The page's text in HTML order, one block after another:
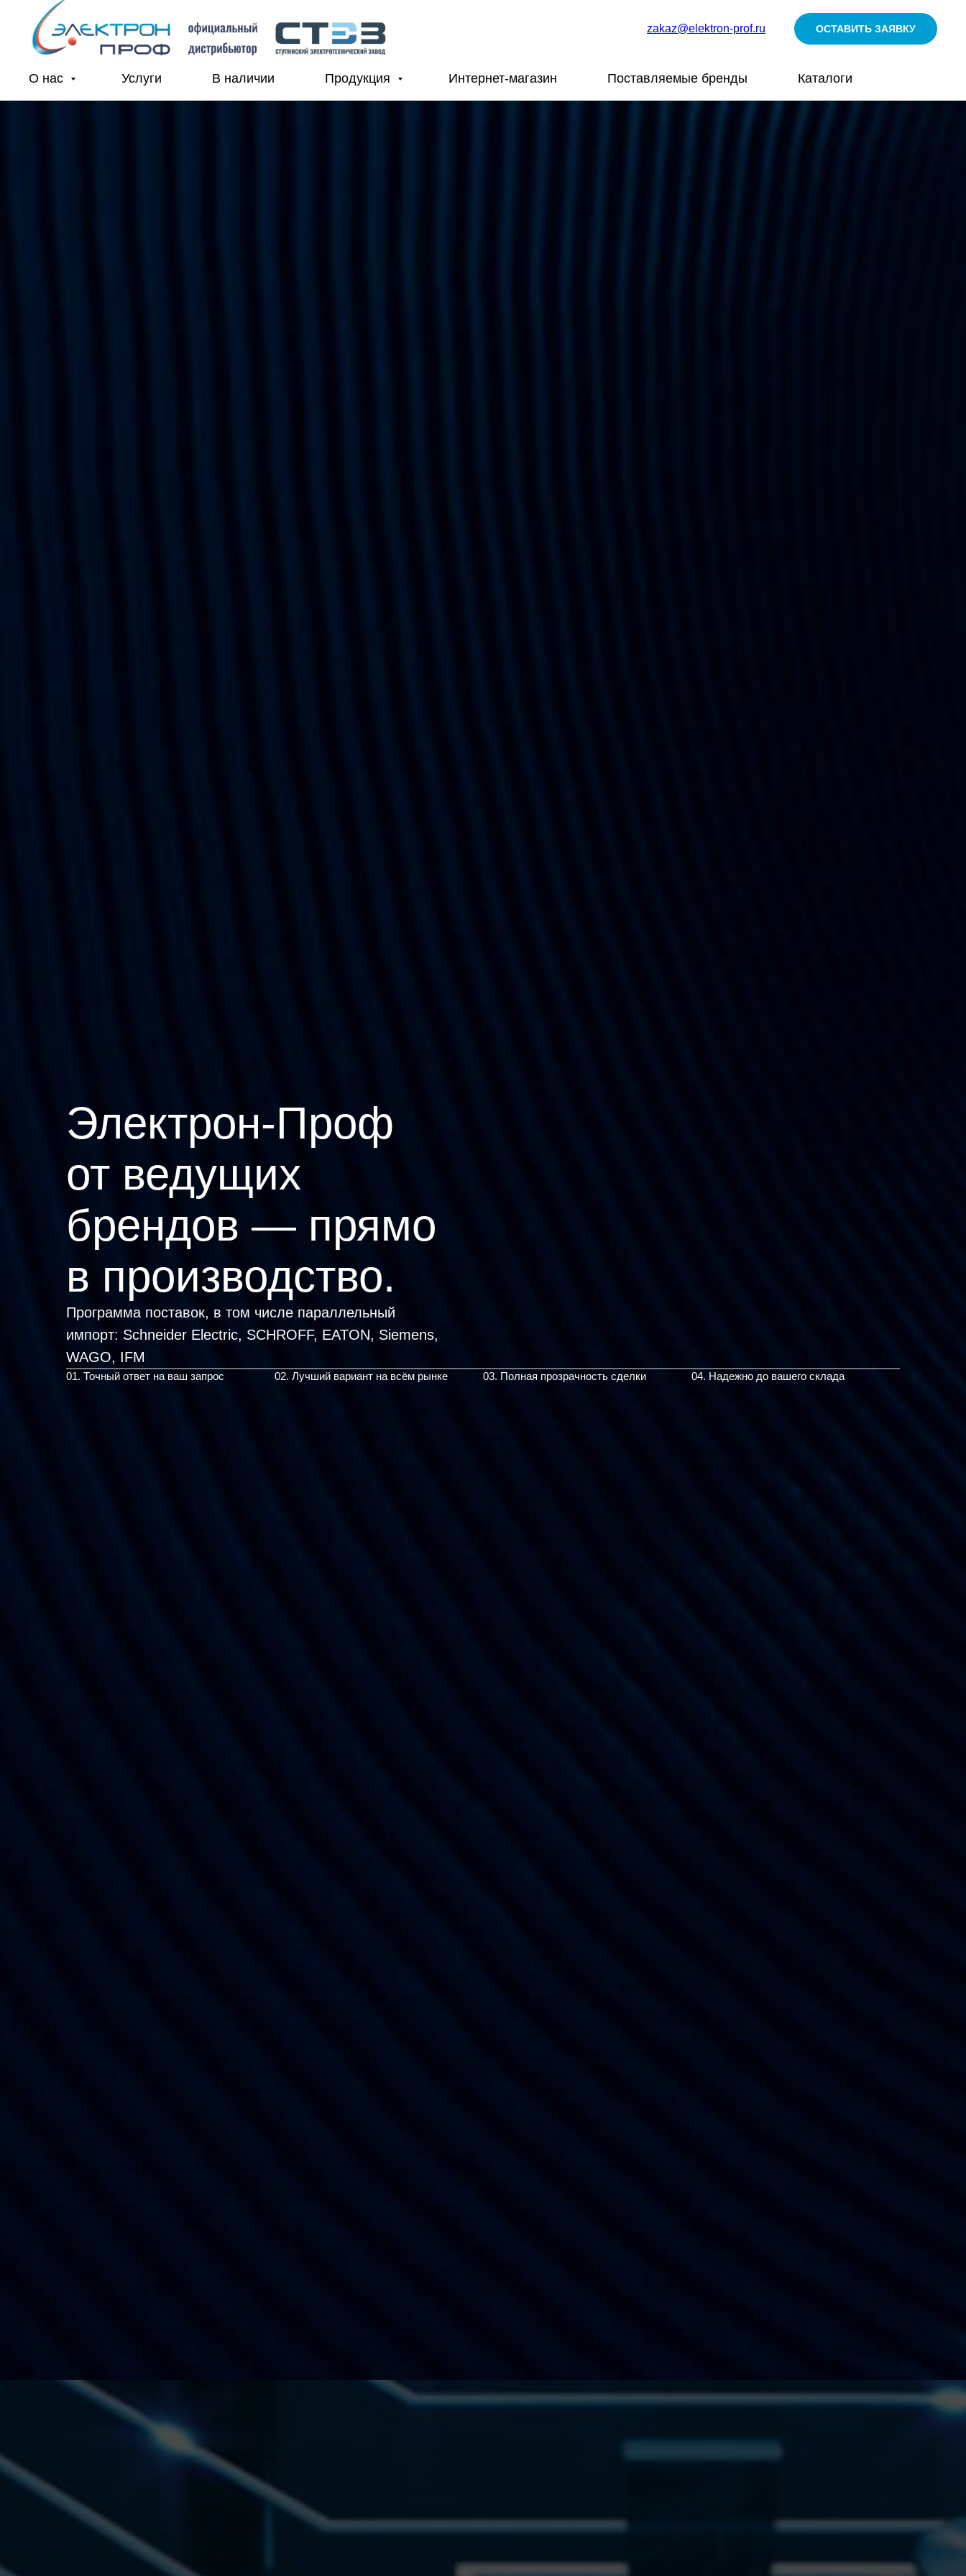
zakaz@elektron-prof.ru ОСТАВИТЬ ЗАЯВКУ
О нас Услуги В наличии Продукция Интернет-магазин Поставляемые бренды Каталоги
Электрон-Проф
от ведущих
брендов — прямо
в производство.
Программа поставок, в том числе параллельный
импорт:
Schneider Electric, SCH
01. Точный ответ на ваш запрос